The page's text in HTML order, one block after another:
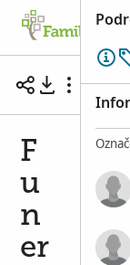
Funeral
F
u
n
er